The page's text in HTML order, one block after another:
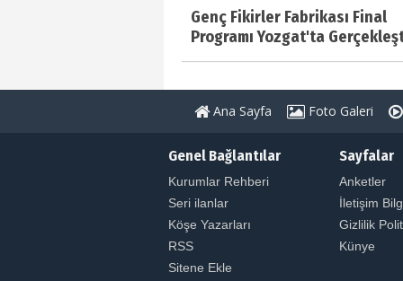
Genç Fikirler Fabrikası Final
Programı Yozgat'ta
Ana Sayfa Foto Galeri
Genel Bağlantılar
Kurumlar Rehberi
Seri ilanlar
Köşe Yazarları
RSS
Sitene Ekle
Sayfalar
Anketler
İletişim
Gizlilik
Künye